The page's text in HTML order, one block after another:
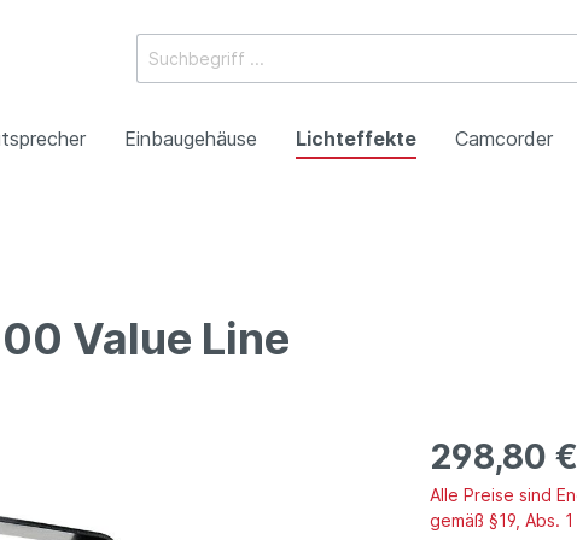
Einbaugehäuse Lichteffekte Camcorder
Value Line
298,80
Alle Preise sind
gemäß §19, Abs.